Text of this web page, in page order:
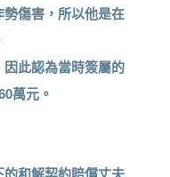
傷害，所以他是在
此認為當時簽屬的
萬元。